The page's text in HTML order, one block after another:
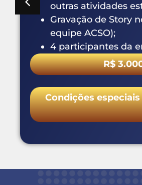
outras atividades
Gravação de Story no
equipe ACSO);
4 participantes da
R$ 3.000,00
Condições especiais